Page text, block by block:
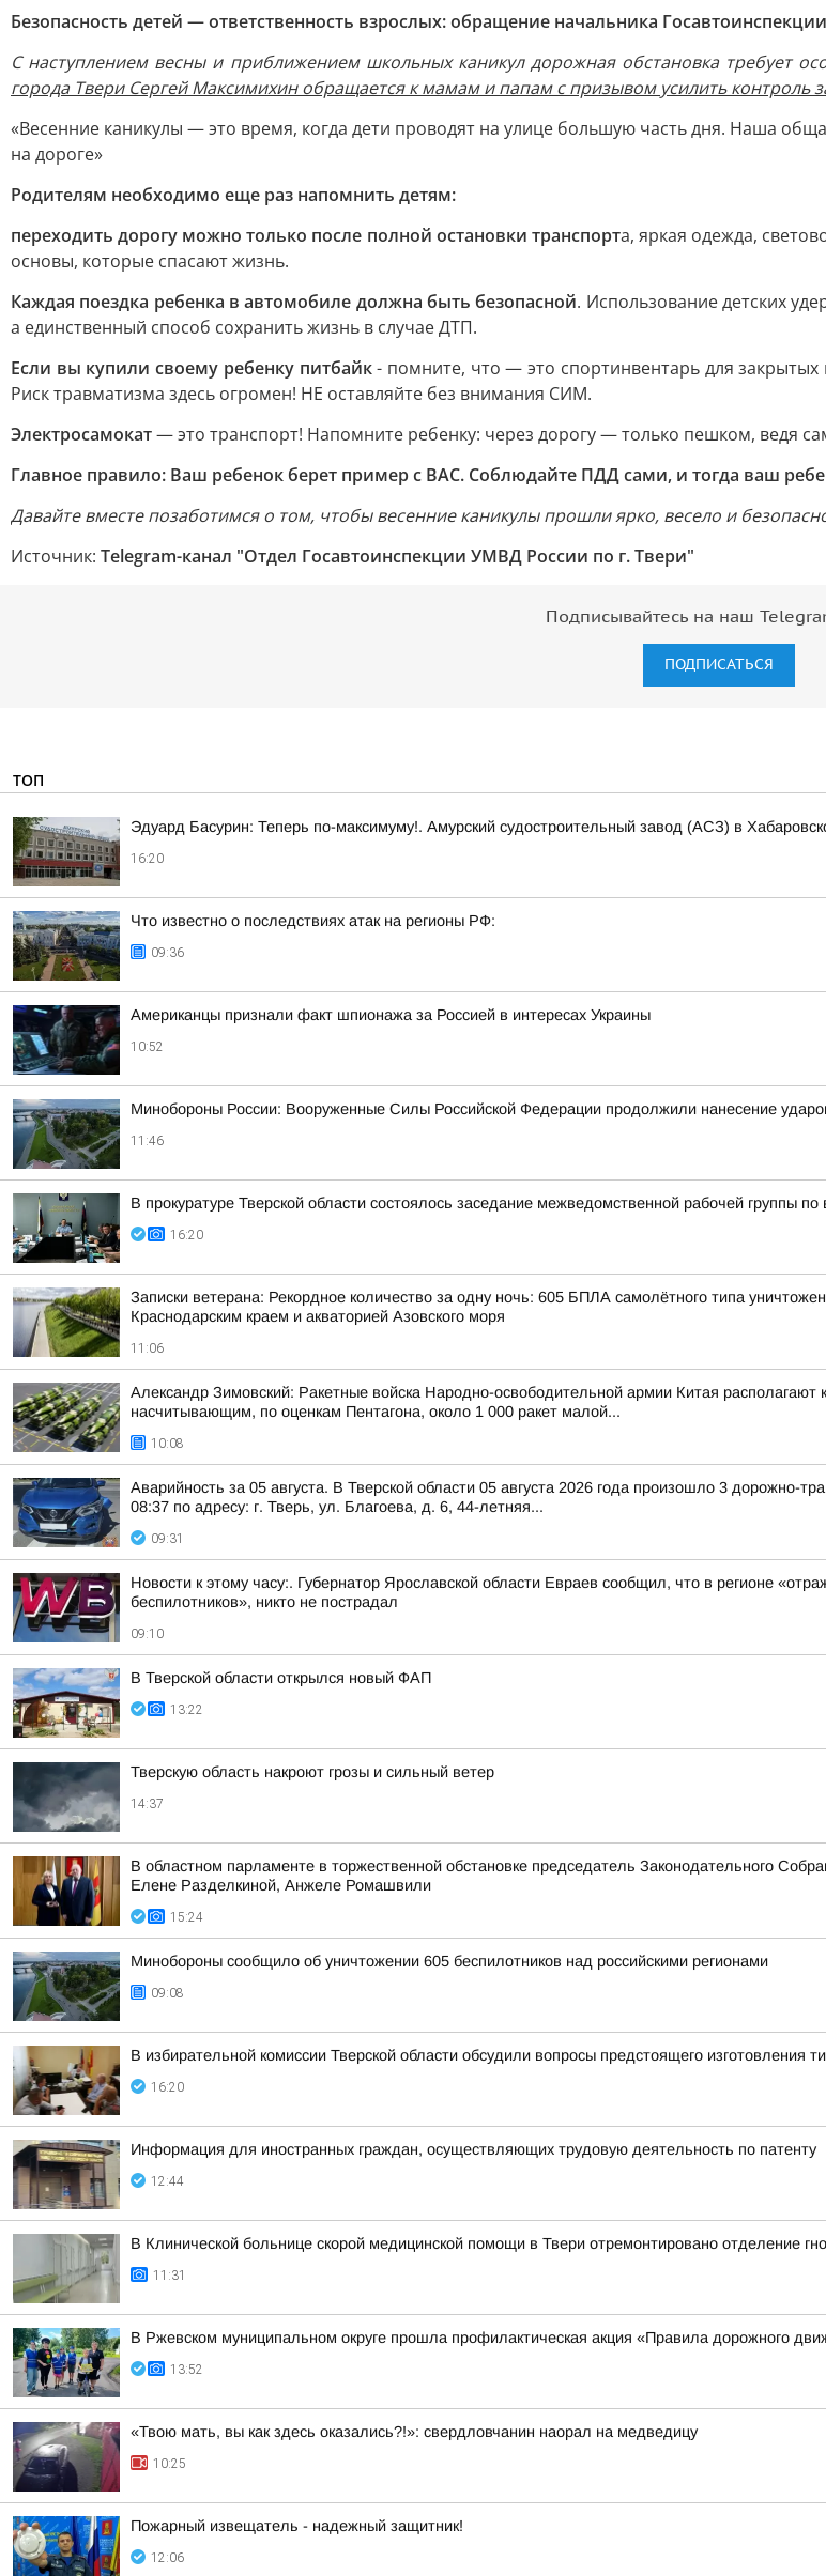
Безопасность детей — ответственность взрослых: обращение начальника
С наступлением весны и приближением школьных каникул дорожная обстановка требует
города Твери Сергей Максимихин обращается к мамам и папам с призывом усилить контроль
«Весенние каникулы — это время, когда дети проводят на улице большую часть дня. Наша
на дороге»
Родителям необходимо еще раз напомнить детям:
переходить дорогу можно только после полной остановки транспорта, яркая одежда,
основы, которые спасают жизнь.
Каждая поездка ребенка в автомобиле должна быть безопасной. Использование детских
а единственный способ сохранить жизнь в случае ДТП.
Если вы купили своему ребенку питбайк- помните, что — это спортинвентарь для
Риск травматизма здесь огромен! НЕ оставляйте без внимания СИМ.
Электросамокат— это транспорт! Напомните ребенку: через дорогу — только пешком, ведя
Главное правило: Ваш ребенок берет пример с ВАС. Соблюдайте ПДД сами, и тогда ваш
Давайте вместе позаботимся о том, чтобы весенние каникулы прошли ярко, весело и
Источник: Telegram-канал "Отдел Госавтоинспекции УМВД России по г. Твери"
Подписывайтесь на наш
ПОДПИСАТЬСЯ
ТОП
Эдуард Басурин: Теперь по-максимуму!. Амурский судостроительный завод (АСЗ) в
16:20
Что известно о последствиях атак на регионы РФ:
09:36
Американцы признали факт шпионажа за Россией в интересах Украины
10:52
Минобороны России: Вооруженные Силы Российской Федерации продолжили нанесение
11:46
В прокуратуре Тверской области состоялось заседание межведомственной рабочей группы
16:20
Записки ветерана: Рекордное количество за одну ночь: 605 БПЛА самолётного типа
Краснодарским краем и акваторией Азовского моря
11:06
Александр Зимовский: Ракетные войска Народно-освободительной армии Китая
насчитывающим, по оценкам Пентагона, около 1 000 ракет малой...
10:08
Аварийность за 05 августа. В Тверской области 05 августа 2026 года произошло 3 дорожно-
08:37 по адресу: г. Тверь, ул. Благоева, д. 6, 44-летняя...
09:31
Новости к этому часу:. Губернатор Ярославской области Евраев сообщил, что в регионе
беспилотников», никто не пострадал
09:10
В Тверской области открылся новый ФАП
13:22
Тверскую область накроют грозы и сильный ветер
14:37
В областном парламенте в торжественной обстановке председатель Законодательного
Елене Разделкиной, Анжеле Ромашвили
15:24
Минобороны сообщило об уничтожении 605 беспилотников над российскими регионами
09:08
В избирательной комиссии Тверской области обсудили вопросы предстоящего
16:20
Информация для иностранных граждан, осуществляющих трудовую деятельность по патенту
12:44
В Клинической больнице скорой медицинской помощи в Твери отремонтировано отделение
11:31
В Ржевском муниципальном округе прошла профилактическая акция «Правила дорожного
13:52
«Твою мать, вы как здесь оказались?!»: свердловчанин наорал на медведицу
10:25
Пожaрный извещатель - надежный зaщитник!
12:06